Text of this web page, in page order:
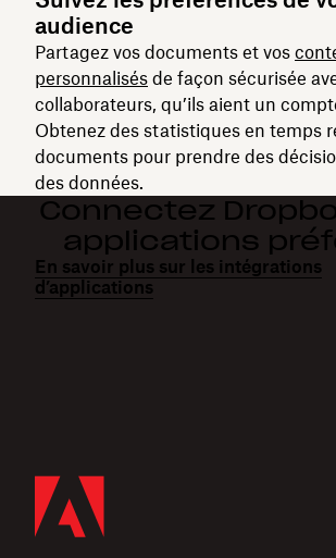
audience
Partagez vos documents et vos
personnalisés de façon sécurisée
collaborateurs, qu’ils aient un
Obtenez des statistiques en temps
documents pour prendre des
des données.
Connectez
applications
En savoir plus sur les intégrations
d’applications